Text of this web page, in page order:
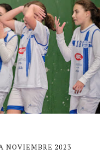
NOVIEMBRE 2023